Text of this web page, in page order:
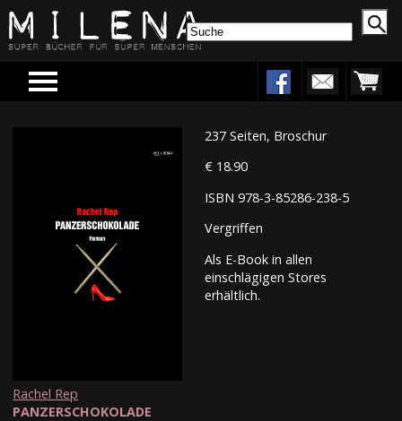
Menu
237 Seiten, Broschur
€ 18.90
ISBN 978-3-85286-238-5
Vergriffen
Als E-Book in allen
einschlägigen Stores
erhältlich.
Rachel Rep
PANZERSCHOKOLADE